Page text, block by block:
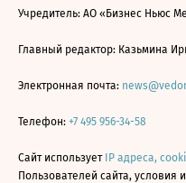
Учредитель: АО «Бизнес Ньюс
Главный редактор: Казьмина
Электронная почта:
Телефон: +7 495 956-34-58
Сайт использует IP адреса,
Пользователей сайта, условия